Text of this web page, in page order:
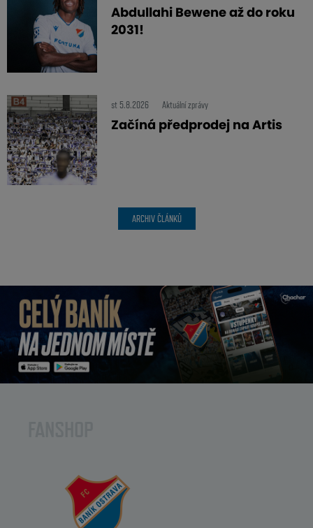
Abdullahi Bewene až do roku
2031!
st 5.8.2026 Aktuální zprávy
Začíná předprodej na Artis
ARCHIV ČLÁNKŮ